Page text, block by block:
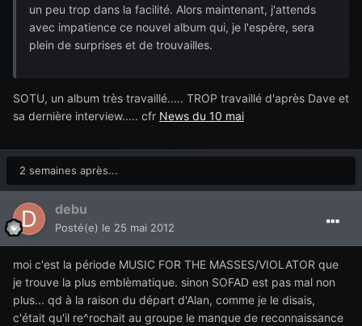
un peu trop dans la facilité. Alors maintenant, j'attends
avec impatience ce nouvel album qui, je l'espère, sera
plein de surprises et de trouvailles.
SOTU, un album très travaillé..... TROP travaillé d'après Dave et
sa dernière interview..... cfr News du 10 mai
2 semaines après...
debu
Posté(e) le 25 mai 2012
moi c'est la période MUSIC FOR THE MASSES/VIOLATOR que
je trouve la plus emblèmatique. sinon SOFAD est pas mal non
plus... qd à la raison du départ d'Alan, comme je le disais,
c'était qu'il re^rochait au groupe le manque de reconnaissance